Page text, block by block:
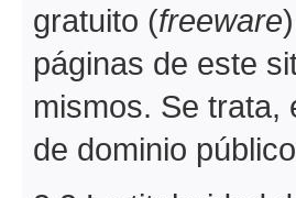
gratuito (freeware
páginas de este
mismos. Se trata,
de dominio